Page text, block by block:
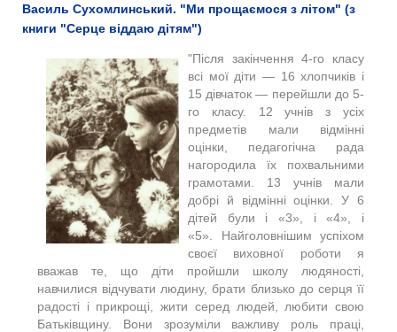
Василь Сухомлинський. "Ми прощаємося з літом" (з
книги "Серце віддаю дітям")
"Після закінчення 4-го класу
всі мої діти — 16 хлопчиків і
15 дівчаток — перейшли до 5-
го класу. 12 учнів з усіх
предметів мали відмінні
оцінки, педагогічна рада
нагородила їх похвальними
грамотами. 13 учнів мали
добрі й відмінні оцінки. У 6
дітей були і «3», і «4», і
«5». Найголовнішим успіхом
своєї виховної роботи я
вважав те, що діти пройшли школу людяності,
навчилися відчувати людину, брати близько до серця її
радості і прикрощі, жити серед людей, любити свою
Батьківщину. Вони зрозуміли важливу роль праці,